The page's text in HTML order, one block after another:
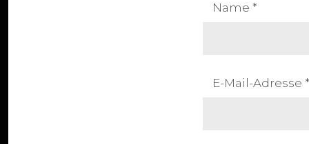
Name *
E-Mail-Adresse *